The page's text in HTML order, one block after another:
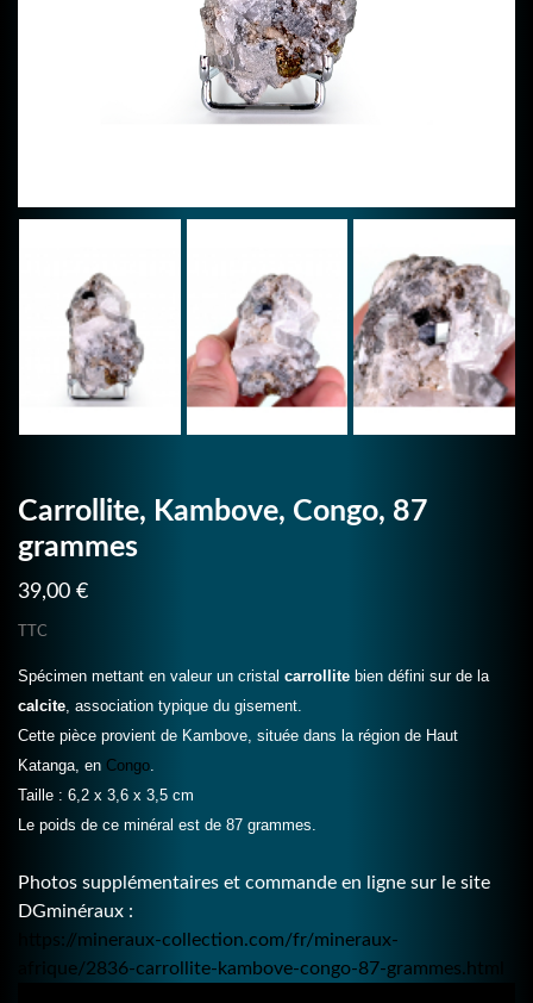
Carrollite, Kambove, Congo, 87
grammes
39,00 €
TTC
Spécimen mettant en valeur un cristal carrollite bien défini sur de la
calcite , association typique du gisement.
Cette pièce provient de Kambove, située dans la région de Haut
Katanga, en Congo
Taille : 6,2 x 3,6 x 3,5 cm
Le poids de ce minéral est de 87 grammes.
Photos supplémentaires et commande en ligne sur le site
DGminéraux :
https://mineraux-collection.com/fr/mineraux-
afrique/2836-carrollite-kambove-congo-87-grammes.html